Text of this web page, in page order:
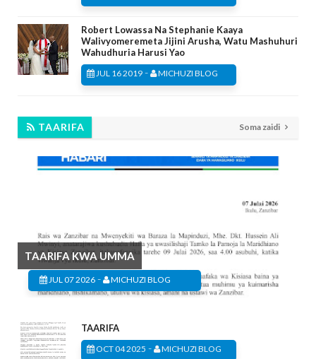
Robert Lowassa Na Stephanie Kaaya
Walivyomeremeta Jijini Arusha, Watu Mashuhuri
Wahudhuria Harusi Yao
JUL 16 2019 - MICHUZI BLOG
TAARIFA Soma zaidi
TAARIFA KWA UMMA
JUL 07 2026 - MICHUZI BLOG
TAARIFA
OCT 04 2025 - MICHUZI BLOG